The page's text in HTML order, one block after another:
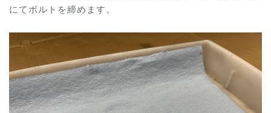
にてボルトを締めます。